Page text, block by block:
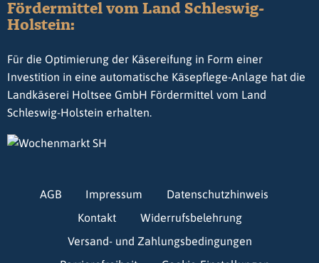
Fördermittel vom Land Schleswig-
Holstein:
Für die Optimierung der Käsereifung in Form einer
Investition in eine automatische Käsepflege-Anlage hat die
Landkäserei Holtsee GmbH Fördermittel vom Land
Schleswig-Holstein erhalten.
AGB Impressum
Datenschutzhinweis
Kontakt
Widerrufsbelehrung
Versand- und Zahlungsbedingungen